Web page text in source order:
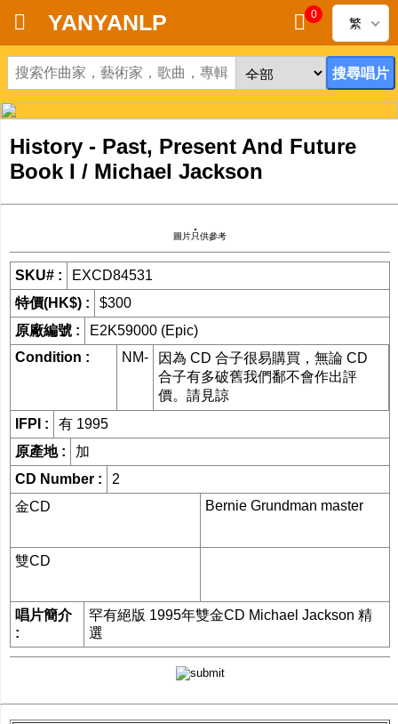
首頁
新到黑膠唱片
新到CD
黑膠唱片
CD
清貨
清貨發燒零件
網購/發貨付運
聯糸我們
YANYANLP 0
繁
History - Past, Present And Future
Book I / Michael Jackson
圖片只供參考
SKU# :
EXCD84531
特價(HK$) :
$300
原廠編號 :
E2K59000 (Epic)
Condition :
NM-
因為 CD 合子很易購買，無論 CD
合子有多破舊我們鄱不會作出評
價。請見諒
IFPI :
有 1995
原產地 :
加
CD Number :
2
金CD
Bernie Grundman master
雙CD
唱片簡介
:
罕有絕版 1995年雙金CD Michael Jackson 精
選